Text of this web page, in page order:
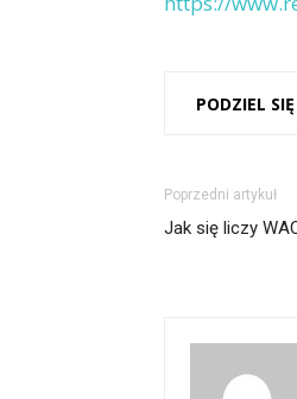
PODZIEL SIĘ
Poprzedni artykuł
Jak się liczy